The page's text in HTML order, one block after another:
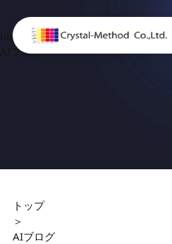
blog
AIブログ
トップ
＞
AIブログ